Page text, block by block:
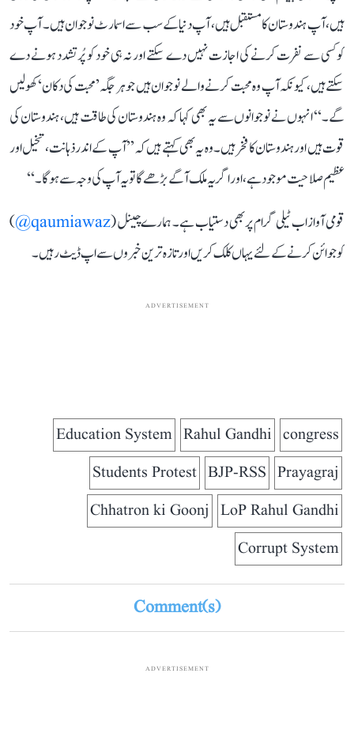
ہیں، آپ ہندوستان کا مستقبل ہیں، آپ دنیا کے سب سے اسمارٹ نوجوان ہیں۔ آپ خود
کو کسی سے نفرت کرنے کی اجازت نہیں دے سکتے اور نہ ہی خود کو پُرتشدد ہونے دے
سکتے ہیں، کیونکہ آپ وہ محبت کرنے والے نوجوان ہیں جو ہر جگہ ’محبت کی دکان‘ کھولیں
گے۔‘‘ انہوں نے نوجوانوں سے یہ بھی کہا کہ وہ ہندوستان کی طاقت ہیں، ہندوستان کی
قوت ہیں اور ہندوستان کا فخر ہیں۔ وہ یہ بھی کہتے ہیں کہ ’’آپ کے اندر ذہانت، تخیل اور
عظیم صلاحیت موجود ہے، اور اگر یہ ملک آگے بڑھے گا تو یہ آپ کی وجہ سے ہوگا۔‘‘
قومی آواز اب ٹیلی گرام پر بھی دستیاب ہے۔ ہمارے چینل (qaumiawaz@
)
کو جوائن کرنے کے لئے یہاں کلک کریں اور تازہ ترین خبروں سے اپ ڈیٹ رہیں۔
ADVERTISEMENT
congress
Rahul Gandhi
Education System
Prayagraj
BJP-RSS
Students Protest
LoP Rahul Gandhi
Chhatron ki Goonj
Corrupt System
Comment(s)
ADVERTISEMENT